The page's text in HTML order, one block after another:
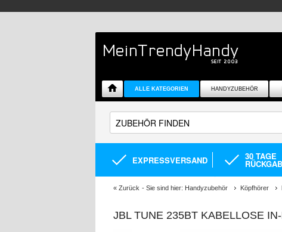
ALLE KATEGORIEN HANDYZUBEHÖR
EXPRESSVERSAND 30 TAGE
« Zurück - Sie sind hier: Handyzubehör Köpfhörer
JBL TUNE 235BT KABELLOSE